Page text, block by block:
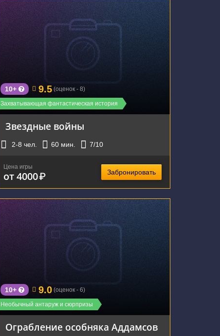
г. Екатеринбург, ул. Розы Люксембург, 77А
Захватывающая фантастическая история
10+ 9.5 (оценок - 8)
Звездные войны
2-8 чел. 60 мин. 7/10
Цена игры
от 4000₽ Забронировать
г. Екатеринбург, улица Розы Люксембург, 77А
Необычный антаруж и сюрпризы
10+ 9.0 (оценок - 6)
Ограбление особняка Аддамсов